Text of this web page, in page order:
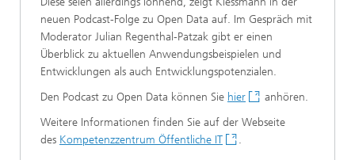
neuen Podcast-Folge zu Open Data auf. Im Gespräch mit
Moderator Julian Regenthal-Patzak gibt er einen
Überblick zu aktuellen Anwendungsbeispielen und
Entwicklungen als auch Entwicklungspotenzialen.
Den Podcast zu Open Data können Sie hier
anhören.
Weitere Informationen finden Sie auf der Webseite
des Kompetenzzentrum Öffentliche IT .